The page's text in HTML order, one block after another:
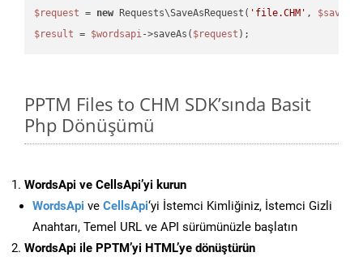
$request = new Requests\SaveAsRequest( 'file.CHM' ,
$result = $wordsapi->saveAs( $request
PPTM Files to CHM SDK’sında Basit
Php Dönüşümü
WordsApi ve CellsApi’yi kurun
WordsApi ve CellsApi‘yi İstemci Kimliğiniz, İstemci Gizli
Anahtarı, Temel URL ve API sürümünüzle başlatın
WordsApi ile PPTM’yi HTML’ye dönüştürün